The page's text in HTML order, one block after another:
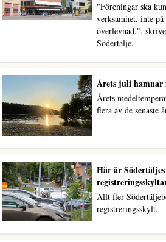
"Föreningar ska
verksamhet, inte
överlevnad.",
Södertälje.
Årets juli hamnar
Årets
flera av de senaste
Här är
Allt fler
registreringsskylt.